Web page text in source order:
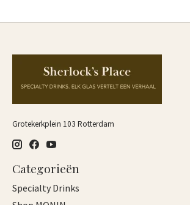
Grotekerkplein 103 Rotterdam
Categorieën
Specialty Drinks